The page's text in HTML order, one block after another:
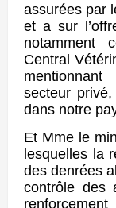
assurées par
et a sur
notamment
Central
secteur
dans notre
Et Mme le
lesquelles la
des denrées
contrôle des